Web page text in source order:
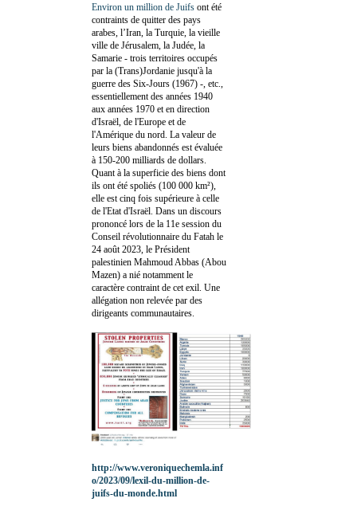
Environ un million de Juifs ont été
contraints de quitter des pays
arabes, l’Iran, la Turquie, la vieille
ville de Jérusalem, la Judée, la
Samarie - trois territoires occupés
par la (Trans)Jordanie jusqu'à la
guerre des Six-Jours (1967) -, etc.,
essentiellement des années 1940
aux années 1970 et en direction
d'Israël, de l'Europe et de
l'Amérique du nord. La valeur de
leurs biens abandonnés est évaluée
à 150-200 milliards de dollars.
Quant à la superficie des biens dont
ils ont été spoliés (100 000 km²),
elle est cinq fois supérieure à celle
de l'Etat d'Israël. Dans un discours
prononcé lors de la 11e session du
Conseil révolutionnaire du Fatah le
24 août 2023, le Président
palestinien Mahmoud Abbas (Abou
Mazen) a nié notamment le
caractère contraint de cet exil. Une
allégation non relevée par des
dirigeants communautaires.
http://www.veroniquechemla.inf
o/2023/09/lexil-du-million-de-
juifs-du-monde.html